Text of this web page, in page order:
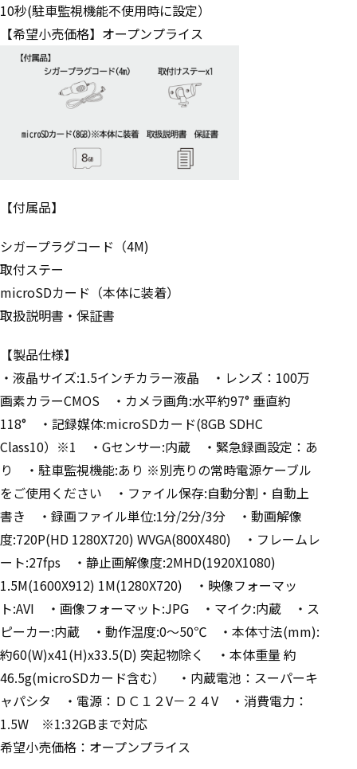
10秒(駐車監視機能不使用時に設定）
【希望小売価格】オープンプライス
【付属品】
シガープラグコード（4M)
取付ステー
microSDカード（本体に装着）
取扱説明書・保証書
【製品仕様】
・液晶サイズ:1.5インチカラー液晶 ・レンズ：100万
画素カラーCMOS ・カメラ画角:水平約97° 垂直約
118° ・記録媒体:microSDカード(8GB SDHC
Class10）※1 ・Gセンサー:内蔵 ・緊急録画設定：あ
り ・駐車監視機能:あり ※別売りの常時電源ケーブル
をご使用ください ・ファイル保存:自動分割・自動上
書き ・録画ファイル単位:1分/2分/3分 ・動画解像
度:720P(HD 1280X720) WVGA(800X480) ・フレームレ
ート:27fps ・静止画解像度:2MHD(1920X1080)
1.5M(1600X912) 1M(1280X720) ・映像フォーマッ
ト:AVI ・画像フォーマット:JPG ・マイク:内蔵 ・ス
ピーカー:内蔵 ・動作温度:0～50℃ ・本体寸法(mm):
約60(W)x41(H)x33.5(D) 突起物除く ・本体重量 約
46.5g(microSDカード含む） ・内蔵電池：スーパーキ
ャパシタ ・電源：ＤＣ１２V－２４V ・消費電力：
1.5W ※1:32GBまで対応
希望小売価格：オープンプライス